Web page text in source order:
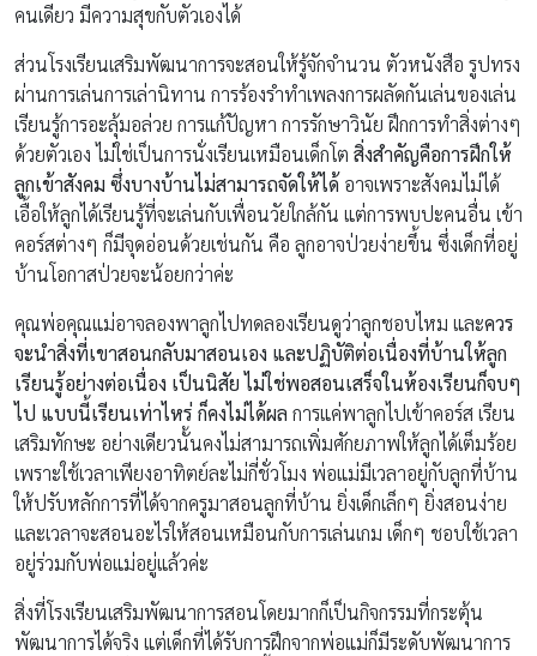
คนเดียว มีความสุขกับตัวเองได้
ส่วนโรงเรียนเสริมพัฒนาการจะสอนให้รู้จักจำนวน ตัวหนังสือ รูปทรง
ผ่านการเล่นการเล่านิทาน การร้องรำทำเพลงการผลัดกันเล่นของเล่น
เรียนรู้การอะลุ้มอล่วย การแก้ปัญหา การรักษาวินัย ฝึกการทำสิ่งต่างๆ
ด้วยตัวเอง ไม่ใช่เป็นการนั่งเรียนเหมือนเด็กโต สิ่งสำคัญคือการฝึกให้
ลูกเข้าสังคม ซึ่งบางบ้านไม่สามารถจัดให้ได้ อาจเพราะสังคมไม่ได้
เอื้อให้ลูกได้เรียนรู้ที่จะเล่นกับเพื่อนวัยใกล้กัน แต่การพบปะคนอื่น เข้า
คอร์สต่างๆ ก็มีจุดอ่อนด้วยเช่นกัน คือ ลูกอาจป่วยง่ายขึ้น ซึ่งเด็กที่อยู่
บ้านโอกาสป่วยจะน้อยกว่าค่ะ
คุณพ่อคุณแม่อาจลองพาลูกไปทดลองเรียนดูว่าลูกชอบไหม และควร
จะนำสิ่งที่เขาสอนกลับมาสอนเอง และปฏิบัติต่อเนื่องที่บ้านให้ลูก
เรียนรู้อย่างต่อเนื่อง เป็นนิสัย ไม่ใช่พอสอนเสร็จในห้องเรียนก็จบๆ
ไป แบบนี้เรียนเท่าไหร่ ก็คงไม่ได้ผล การแค่พาลูกไปเข้าคอร์ส เรียน
เสริมทักษะ อย่างเดียวนั้นคงไม่สามารถเพิ่มศักยภาพให้ลูกได้เต็มร้อย
เพราะใช้เวลาเพียงอาทิตย์ละไม่กี่ชั่วโมง พ่อแม่มีเวลาอยู่กับลูกที่บ้าน
ให้ปรับหลักการที่ได้จากครูมาสอนลูกที่บ้าน ยิ่งเด็กเล็กๆ ยิ่งสอนง่าย
และเวลาจะสอนอะไรให้สอนเหมือนกับการเล่นเกม เด็กๆ ชอบใช้เวลา
อยู่ร่วมกับพ่อแม่อยู่แล้วค่ะ
สิ่งที่โรงเรียนเสริมพัฒนาการสอนโดยมากก็เป็นกิจกรรมที่กระตุ้น
พัฒนาการได้จริง แต่เด็กที่ได้รับการฝึกจากพ่อแม่ก็มีระดับพัฒนาการ